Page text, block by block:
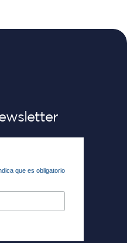
que es obligatorio